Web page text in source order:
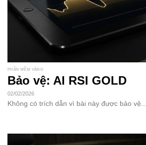
PHẦN MỀM VÀNG
Bảo vệ: AI RSI GOLD
02/02/2026
Không có trích dẫn vì bài này được bảo vệ....